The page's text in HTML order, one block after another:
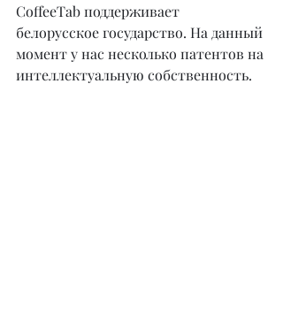
CoffeeTab поддерживает
белорусское государство. На данный
момент у нас несколько патентов на
интеллектуальную собственность.